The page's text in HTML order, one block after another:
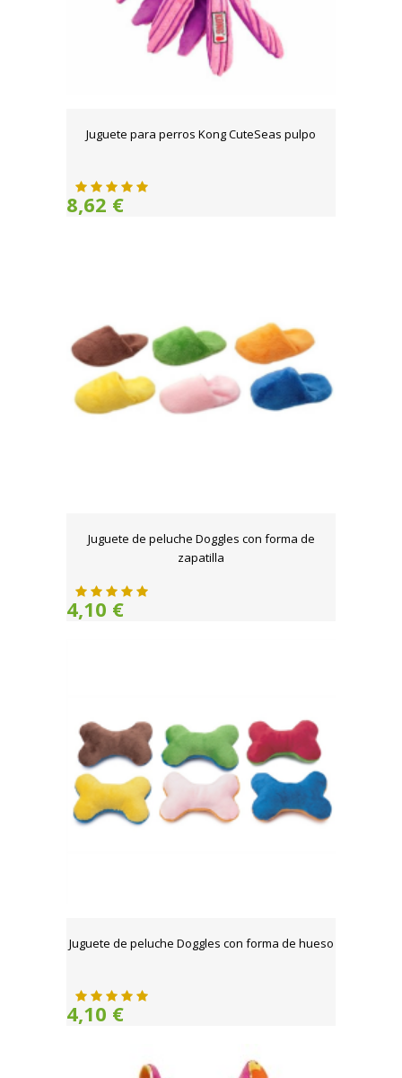
Juguete para perros Kong CuteSeas pulpo
8,62 €
Juguete de peluche Doggles con forma de
zapatilla
4,10 €
Juguete de peluche Doggles con forma de hueso
4,10 €